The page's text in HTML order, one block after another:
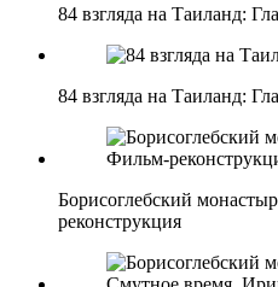
84 взгляда на Таиланд:
84 взгляда на Таиланд:
Борисоглебский
реконструкция